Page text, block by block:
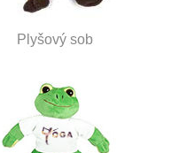
Plyšový sob